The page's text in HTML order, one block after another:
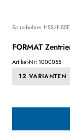
Spiralbohrer HSS/HSSE
FORMAT
Artikel-Nr: 1000055
12 VARIANTEN